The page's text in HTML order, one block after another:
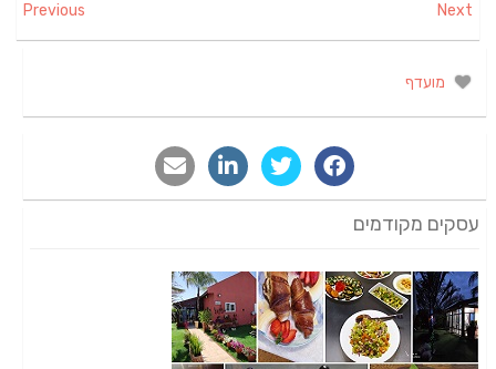
Previous Next
מועדף
עסקים מקודמים